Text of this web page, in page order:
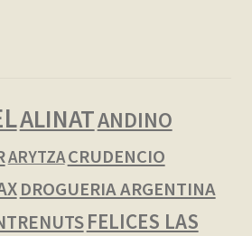
ALINATANDINO
ARYTZACRUDENCIO
DROGUERIA ARGENTINA
FELICES LAS